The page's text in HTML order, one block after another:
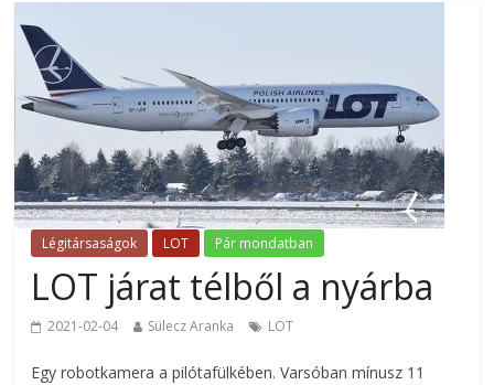
Légitársaságok LOT Pár mondatban
LOT járat télből a nyárba
2021-02-04 Sülecz Aranka LOT
Egy robotkamera a pilótafülkében. Varsóban mínusz 11